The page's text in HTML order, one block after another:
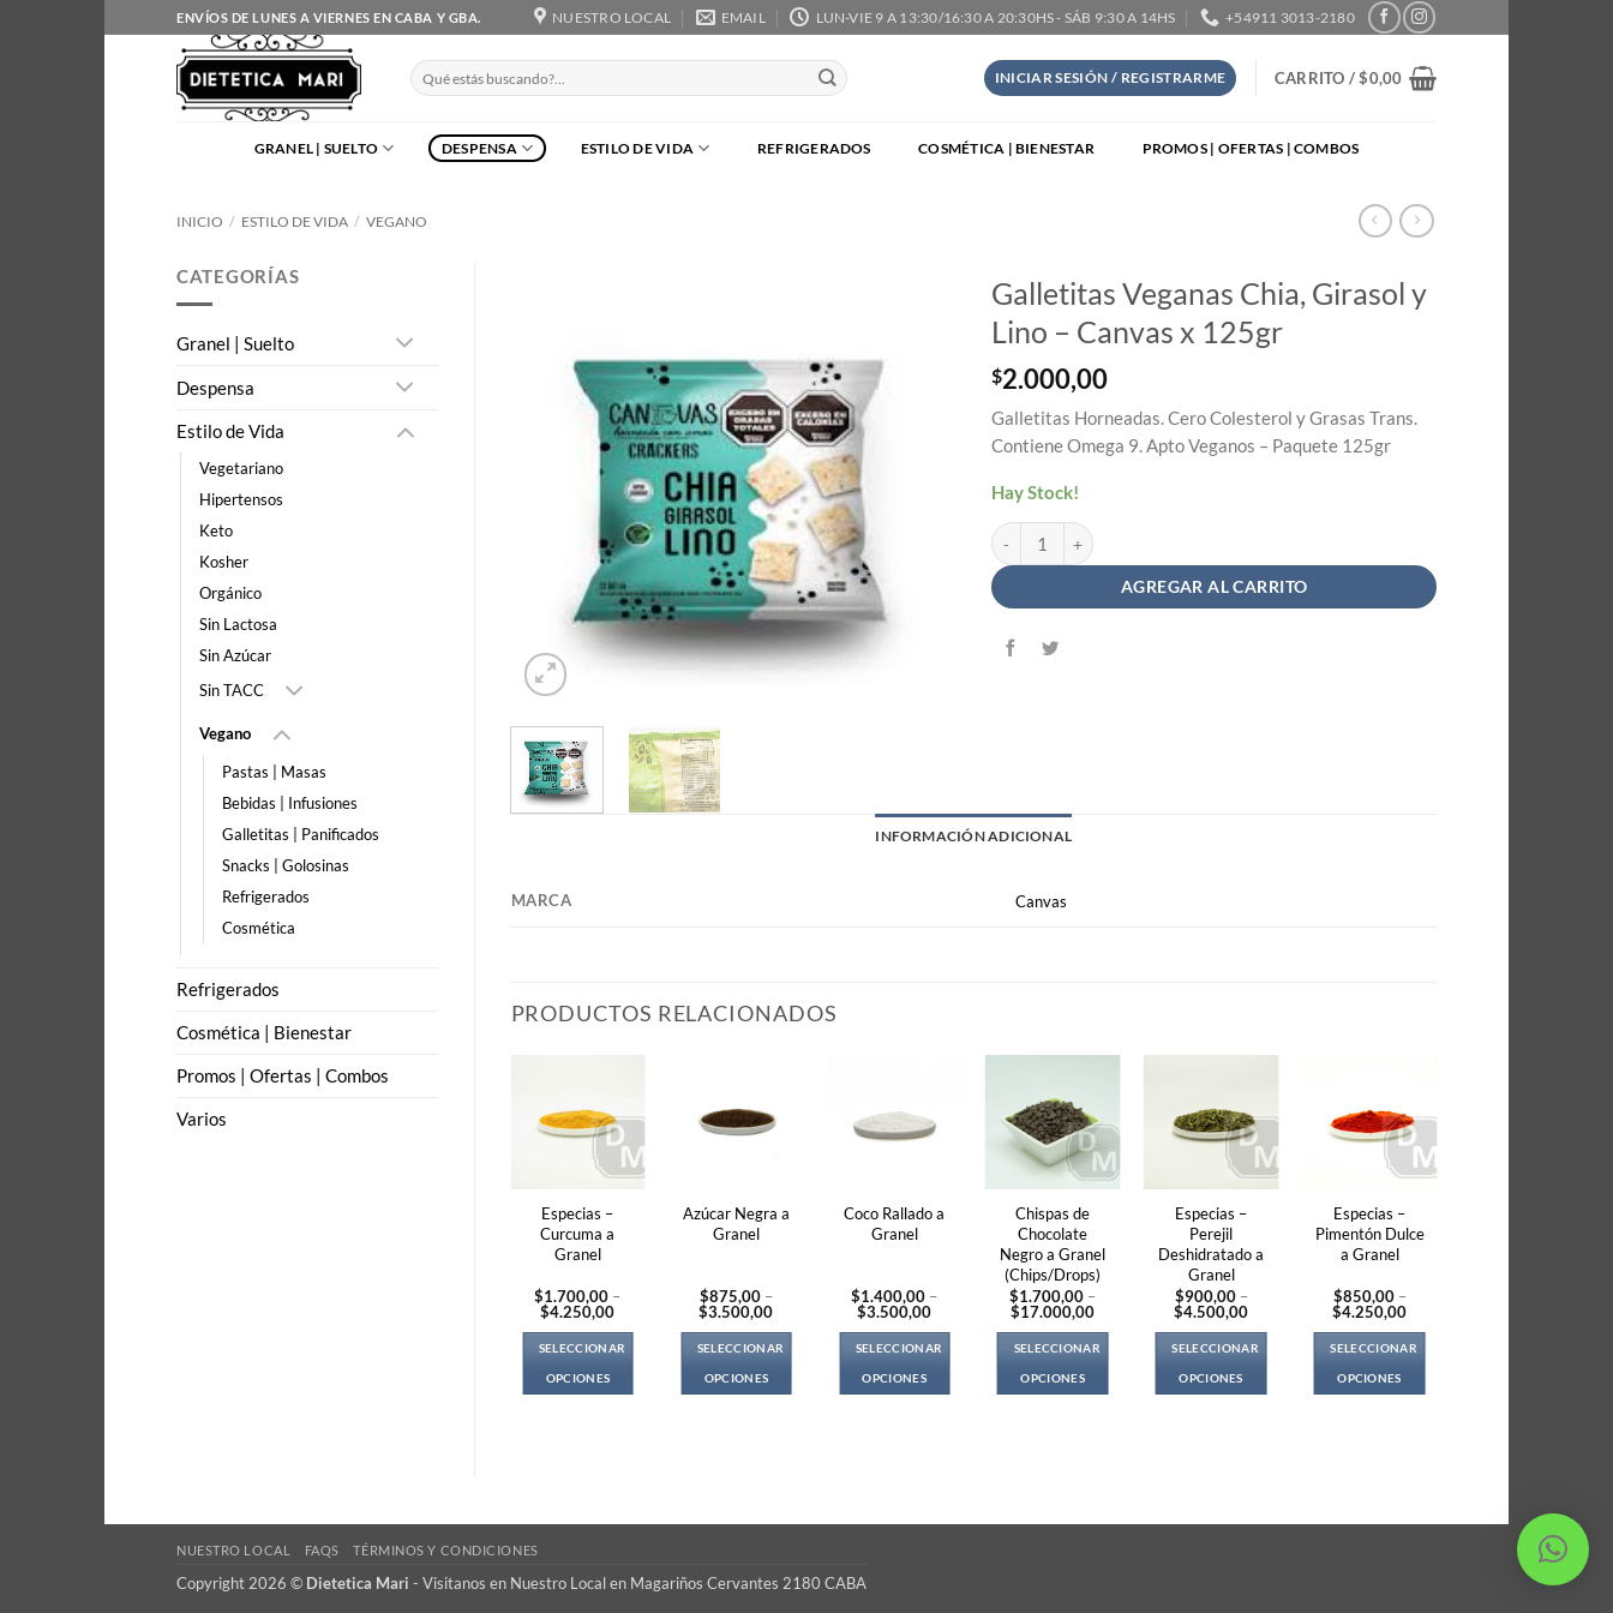
al
contenido
ENVÍOS DE LUNES A VIERNES EN CABA Y GBA. NUESTRO LOCAL EMAIL LUN-VIE 9 A 13:30/16:30 A 20:30HS - SÁB 9:30 A 14HS +54911 3013-2180
Buscar
por:
INICIAR SESIÓN / REGISTRARME CARRITO /$0,00
GRANEL | SUELTO DESPENSA ESTILO DE VIDA REFRIGERADOS COSMÉTICA | BIENESTAR PROMOS | OFERTAS | COMBOS
INICIO / ESTILO DE VIDA / VEGANO
CATEGORÍAS
Granel | Suelto
Despensa
Estilo de Vida
Vegetariano
Hipertensos
Keto
Kosher
Orgánico
Sin Lactosa
Sin Azúcar
Sin TACC
Vegano
Pastas | Masas
Bebidas | Infusiones
Galletitas | Panificados
Snacks | Golosinas
Refrigerados
Cosmética
Refrigerados
Cosmética | Bienestar
Promos | Ofertas | Combos
Varios
Galletitas Veganas Chia, Girasol y
Lino – Canvas x 125gr
$2.000,00
Galletitas Horneadas. Cero Colesterol y Grasas Trans.
Contiene Omega 9. Apto Veganos – Paquete 125gr
Hay Stock!
Galletitas Veganas Chia, Girasol y Lino - Canvas x 125gr cantidad
AGREGAR AL CARRITO
INFORMACIÓN ADICIONAL
MARCA Canvas
PRODUCTOS RELACIONADOS
Especias –
Curcuma a
Granel
$1.700,00 –
$4.250,00Price
$1.700,00
through
SELECCIONAR
OPCIONES
The
may
Azúcar Negra a
Granel
$875,00 –
$3.500,00Price
$875,00
through
SELECCIONAR
OPCIONES
The
may
Coco Rallado a
Granel
$1.400,00 –
$3.500,00Price
$1.400,00
through
SELECCIONAR
OPCIONES
The
Chispas de
Chocolate
Negro a Granel
(Chips/Drops)
$1.700,00 –
$17.000,00Price
$1.700,00
through
SELECCIONAR
OPCIONES
The
Especias –
Perejil
Deshidratado a
Granel
$900,00 –
$4.500,00Price
$900,00
through
SELECCIONAR
OPCIONES
The
Especias –
Pimentón Dulce
a Granel
$850,00 –
$4.250,00Price
$850,00
through
SELECCIONAR
OPCIONES
The
NUESTRO LOCAL FAQS TÉRMINOS Y CONDICIONES
Copyright 2026 © Dietetica Mari - Visitanos en Nuestro Local en Magariños Cervantes 2180 CABA